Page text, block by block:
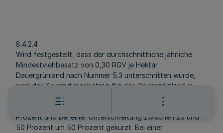
8.4.2.4
Wird festgestellt, dass der durchschnittliche jährliche
Mindestviehbesatz von 0,30 RGV je Hektar
Dauergrünland nach Nummer 5.3 unterschritten wurde,
wird der Zuwendungsbetrag für das Dauergrünland in
dem Jahr, in dem die Abweichung festgestellt wurde, bei
einer Unterschreitung zwischen 5 und 20 Prozent um 20
Prozent und bei einer Unterschreitung zwischen 20 und
50 Prozent um 50 Prozent gekürzt. Bei einer